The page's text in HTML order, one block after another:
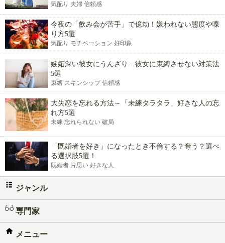
気配り 夫婦 信頼感
今夜の「飲み会が苦手」で億劫！嫌われない態度や喋
り方5選
気配り モチベーション 好印象
嫉妬深い彼女にうんざり…彼女に束縛させない対策法
5選
束縛 スキンシップ 信頼感
大失恋を忘れる方法～「未練タラタラ」好きな人の忘
れ方5選
未練 忘れられない 破局
「既婚者を好き」になったとき不倫する？奪う？選べ
る選択肢5選！
既婚者 片思い 好きな人
ジャンル
専門家
メニュー